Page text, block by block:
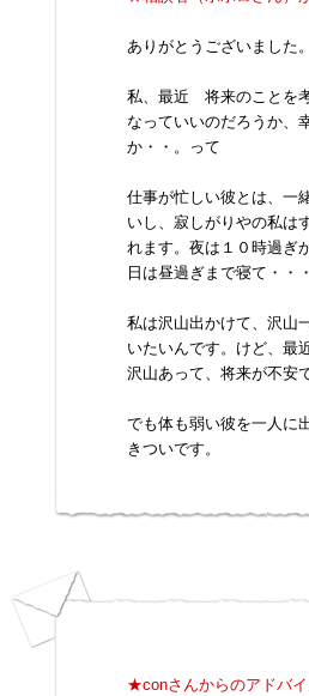
ありがとうございました。
私、最近 将来のことを
なっていいのだろうか、
か・・。って
仕事が忙しい彼とは、一
いし、寂しがりやの私は
れます。夜は１０時過ぎ
日は昼過ぎまで寝て・・
私は沢山出かけて、沢山
いたいんです。けど、最
沢山あって、将来が不安
でも体も弱い彼を一人に
きついです。
★conさんからのアドバ